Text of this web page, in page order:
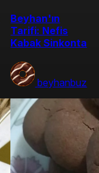
Beyhan'ın
Tarifi: Nefis
Kabak Sinkonta
beyhanbuz